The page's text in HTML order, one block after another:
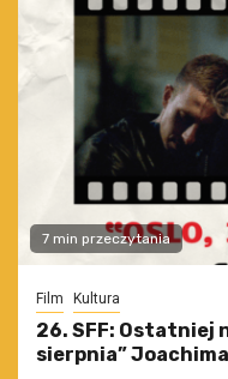
7 min przeczytania
Film Kultura
26. SFF: Ostatniej
sierpnia”